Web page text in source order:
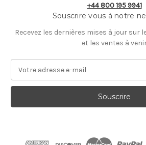
+44 800 195 9941
Souscrire vous à notre
Recevez les dernières mises à jour sur
et les ventes à
r
s